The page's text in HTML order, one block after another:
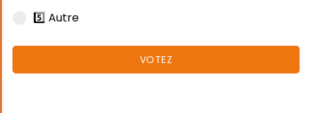
5️⃣ Autre
VOTEZ